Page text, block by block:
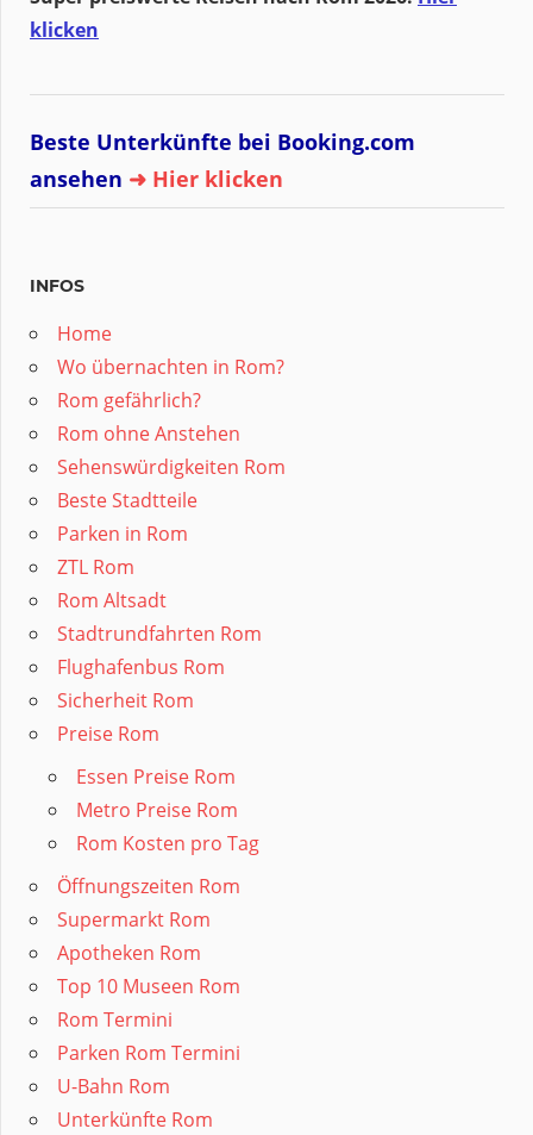
klicken
Beste Unterkünfte bei Booking.com
ansehen ➜ Hier klicken
INFOS
Home
Wo übernachten in Rom?
Rom gefährlich?
Rom ohne Anstehen
Sehenswürdigkeiten Rom
Beste Stadtteile
Parken in Rom
ZTL Rom
Rom Altsadt
Stadtrundfahrten Rom
Flughafenbus Rom
Sicherheit Rom
Preise Rom
Essen Preise Rom
Metro Preise Rom
Rom Kosten pro Tag
Öffnungszeiten Rom
Supermarkt Rom
Apotheken Rom
Top 10 Museen Rom
Rom Termini
Parken Rom Termini
U-Bahn Rom
Unterkünfte Rom